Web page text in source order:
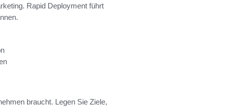
Rapid Deployment führt
braucht. Legen Sie Ziele,